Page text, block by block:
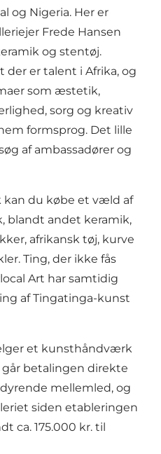
og Nigeria. Her er
Frede Hansen
og stentøj.
der er talent i Afrika, og
som æstetik,
sorg og kreativ
formsprog. Det lille
af ambassadører og
kan du købe et væld af
blandt andet keramik,
afrikansk tøj, kurve
Ting, der ikke fås
Art har samtidig
af Tingatinga-kunst
et kunsthåndværk
går betalingen direkte
mellemled, og
siden etableringen
ca. 175.000 kr. til